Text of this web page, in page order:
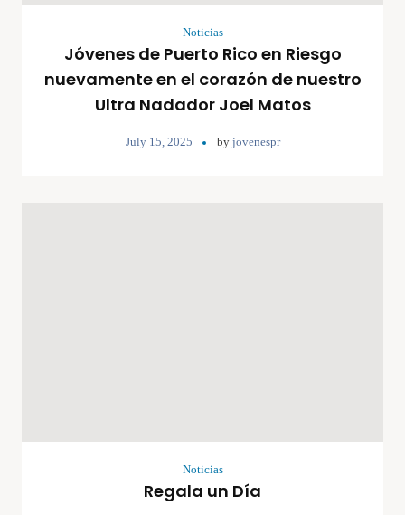
Noticias
Jóvenes de Puerto Rico en Riesgo
nuevamente en el corazón de nuestro
Ultra Nadador Joel Matos
July 15, 2025 by jovenespr
Noticias
Regala un Día